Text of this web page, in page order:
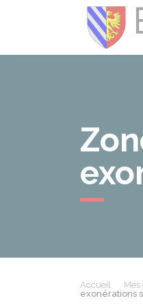
Accueil
exonérations